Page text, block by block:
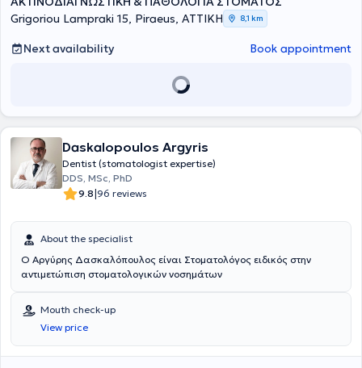
publications and has participated in numerous conferences and
seminars in Greece and abroad with over 300 lectures and
presentations.
Grigoriou Lampraki 15, Piraeus, ΑΤΤΙΚΗ
8,1 km
Next availability Book appointment
Daskalopoulos Argyris
Dentist (stomatologist expertise)
DDS, MSc, PhD
9.8|96 reviews
About the specialist
Ο Αργύρης Δασκαλόπουλος είναι Στοματολόγος ειδικός στην
αντιμετώπιση στοματολογικών νοσημάτων
Mouth check-up
View price